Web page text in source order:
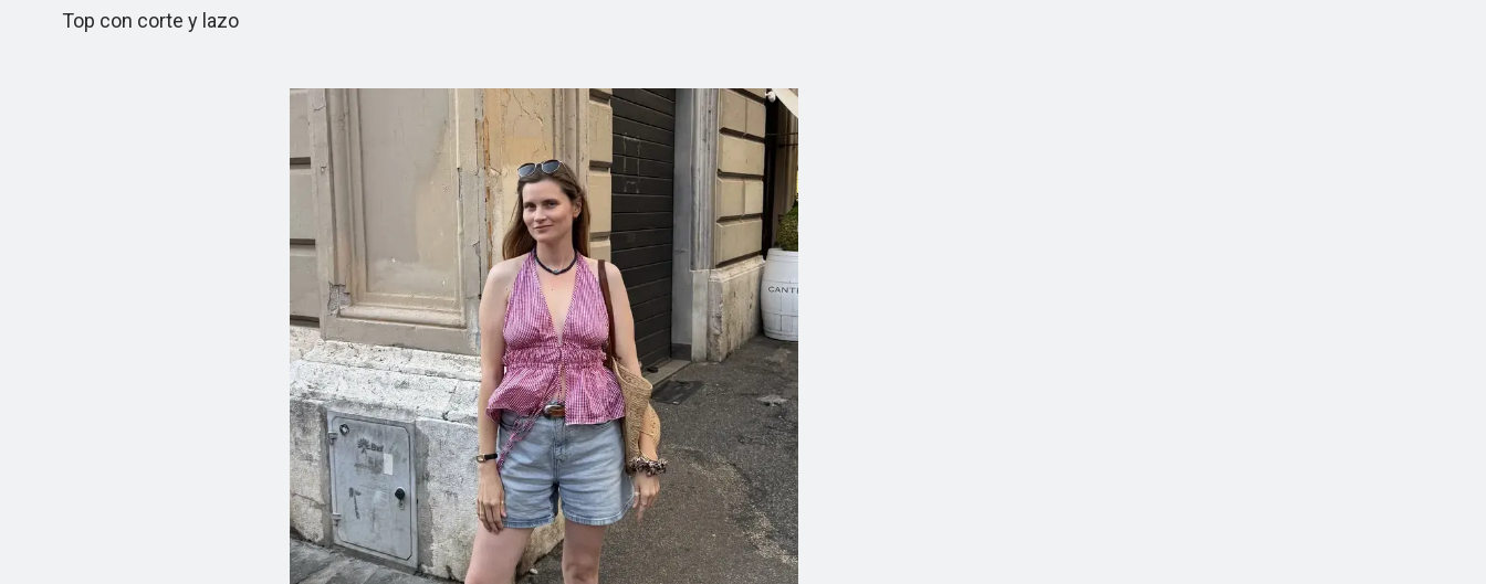
Top con corte y lazo